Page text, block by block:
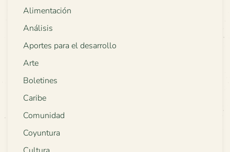
Alimentación
Análisis
Aportes para el desarrollo
Arte
Boletines
Caribe
Comunidad
Coyuntura